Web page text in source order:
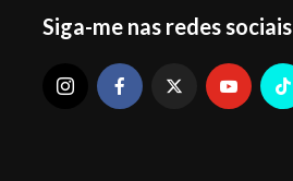
Siga-me nas redes sociais